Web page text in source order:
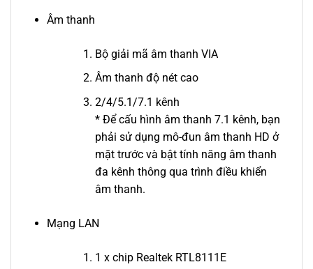
Âm thanh
Bộ giải mã âm thanh VIA
Âm thanh độ nét cao
2/4/5.1/7.1 kênh
* Để cấu hình âm thanh 7.1 kênh, bạn
phải sử dụng mô-đun âm thanh HD ở
mặt trước và bật tính năng âm thanh
đa kênh thông qua trình điều khiển
âm thanh.
Mạng LAN
1 x chip Realtek RTL8111E